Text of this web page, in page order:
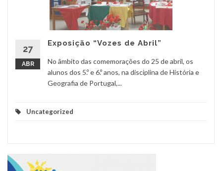
27
ABR
Exposição “Vozes de Abril”
No âmbito das comemorações do 25 de abril, os
alunos dos 5.º e 6.º anos, na disciplina de História e
Geografia de Portugal,...
Uncategorized